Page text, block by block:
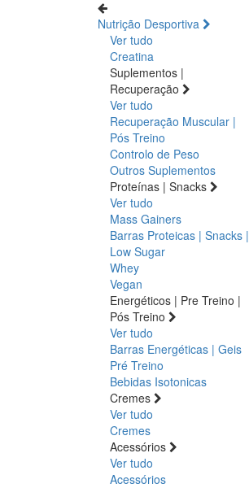
Nutrição Desportiva
Ver tudo
Creatina
Suplementos |
Recuperação
Ver tudo
Recuperação Muscular |
Pós Treino
Controlo de Peso
Outros Suplementos
Proteínas | Snacks
Ver tudo
Mass Gainers
Barras Proteicas | Snacks |
Low Sugar
Whey
Vegan
Energéticos | Pre Treino |
Pós Treino
Ver tudo
Barras Energéticas | Geis
Pré Treino
Bebidas Isotonicas
Cremes
Ver tudo
Cremes
Acessórios
Ver tudo
Acessórios